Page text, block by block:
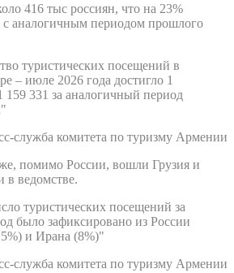
416 тыс россиян, что на 23%
аналогичным периодом прошлого
туристических посещений в
– июле 2026 года достигло 1
159 331 за аналогичный период
служба комитета по туризму Армении
помимо России, вошли Грузия и
в ведомстве.
туристических посещений за
было зафиксировано из России
и Ирана (8%)"
служба комитета по туризму Армении